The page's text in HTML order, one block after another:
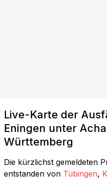
Live-Karte der
Eningen unter
Württemberg
Die kürzlichst gemeldeten
entstanden von Tübingen,